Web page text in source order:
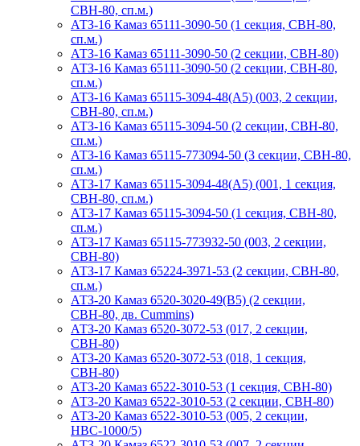
СВН-80, сп.м.)
АТЗ-16 Камаз 65111-3090-50 (1 секция, СВН-80,
сп.м.)
АТЗ-16 Камаз 65111-3090-50 (2 секции, СВН-80)
АТЗ-16 Камаз 65111-3090-50 (2 секции, СВН-80,
сп.м.)
АТЗ-16 Камаз 65115-3094-48(A5) (003, 2 секции,
СВН-80, сп.м.)
АТЗ-16 Камаз 65115-3094-50 (2 секции, СВН-80,
сп.м.)
АТЗ-16 Камаз 65115-773094-50 (3 секции, СВН-80,
сп.м.)
АТЗ-17 Камаз 65115-3094-48(A5) (001, 1 секция,
СВН-80, сп.м.)
АТЗ-17 Камаз 65115-3094-50 (1 секция, СВН-80,
сп.м.)
АТЗ-17 Камаз 65115-773932-50 (003, 2 секции,
СВН-80)
АТЗ-17 Камаз 65224-3971-53 (2 секции, СВН-80,
сп.м.)
АТЗ-20 Камаз 6520-3020-49(B5) (2 секции,
СВН-80, дв. Cummins)
АТЗ-20 Камаз 6520-3072-53 (017, 2 секции,
СВН-80)
АТЗ-20 Камаз 6520-3072-53 (018, 1 секция,
СВН-80)
АТЗ-20 Камаз 6522-3010-53 (1 секция, СВН-80)
АТЗ-20 Камаз 6522-3010-53 (2 секции, СВН-80)
АТЗ-20 Камаз 6522-3010-53 (005, 2 секции,
НВС-1000/5)